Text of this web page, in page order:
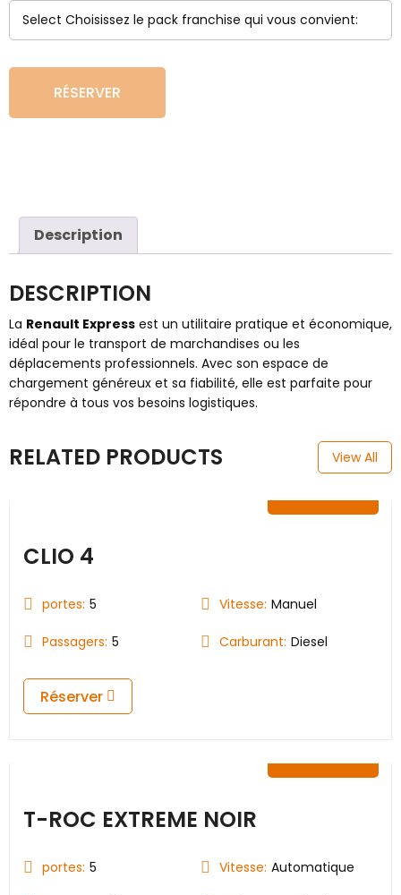
RÉSERVER
Description
DESCRIPTION
La Renault Express est un utilitaire pratique et économique,
idéal pour le transport de marchandises ou les
déplacements professionnels. Avec son espace de
chargement généreux et sa fiabilité, elle est parfaite pour
répondre à tous vos besoins logistiques.
RELATED PRODUCTS View All
25.00€
CLIO 4
portes: 5 Vitesse: Manuel
Passagers: 5 Carburant: Diesel
Réserver
T-ROC EXTREME NOIR
portes: 5 Vitesse: Automatique